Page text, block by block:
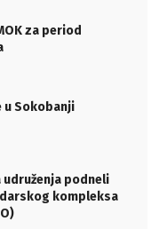
za period
u Sokobanji
udruženja podneli
kompleksa